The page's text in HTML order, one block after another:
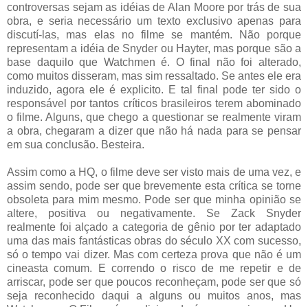
controversas sejam as idéias de Alan Moore por trás de sua
obra, e seria necessário um texto exclusivo apenas para
discutí-las, mas elas no filme se mantém. Não porque
representam a idéia de Snyder ou Hayter, mas porque são a
base daquilo que Watchmen é. O final não foi alterado,
como muitos disseram, mas sim ressaltado. Se antes ele era
induzido, agora ele é explicito. E tal final pode ter sido o
responsável por tantos críticos brasileiros terem abominado
o filme. Alguns, que chego a questionar se realmente viram
a obra, chegaram a dizer que não há nada para se pensar
em sua conclusão. Besteira.
Assim como a HQ, o filme deve ser visto mais de uma vez, e
assim sendo, pode ser que brevemente esta crítica se torne
obsoleta para mim mesmo. Pode ser que minha opinião se
altere, positiva ou negativamente. Se Zack Snyder
realmente foi alçado a categoria de gênio por ter adaptado
uma das mais fantásticas obras do século XX com sucesso,
só o tempo vai dizer. Mas com certeza prova que não é um
cineasta comum. E correndo o risco de me repetir e de
arriscar, pode ser que poucos reconheçam, pode ser que só
seja reconhecido daqui a alguns ou muitos anos, mas